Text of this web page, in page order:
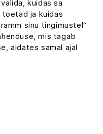
kuidas sa
ja kuidas
sinu tingimustel“
mis tagab
aidates samal ajal